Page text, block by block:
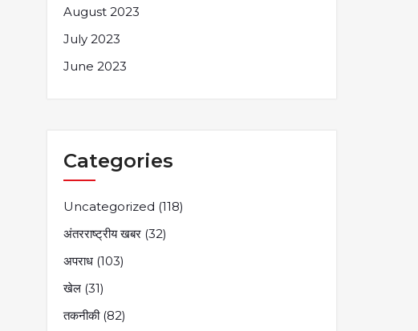
August 2023
July 2023
June 2023
Categories
Uncategorized (118)
अंतरराष्ट्रीय खबर (32)
अपराध (103)
खेल (31)
तकनीकी(82)